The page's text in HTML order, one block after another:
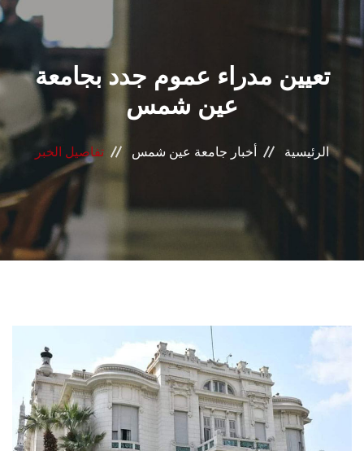
القطاعـات
الشئون الأكاديمية
البحث العلمي
الرعاية الصحية
المراكز والوحدات
الأنظمة الذكية
تواصل معنا
الطلاب
هيئة التدريس
تعيين مدراء عموم جدد بجامعة
عين شمس
الرئيسية أخبار جامعة عين شمس تفاصيل الخبر